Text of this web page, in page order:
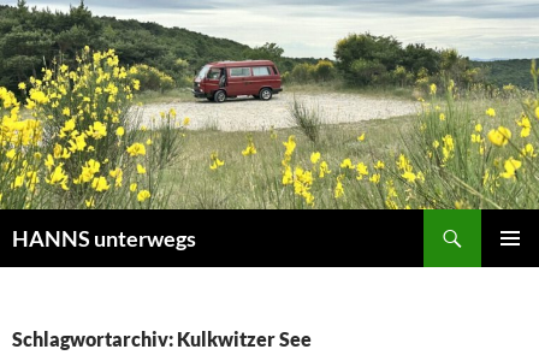
Zum
Inhalt
springen
HANNS unterwegs
Schlagwortarchiv: Kulkwitzer See